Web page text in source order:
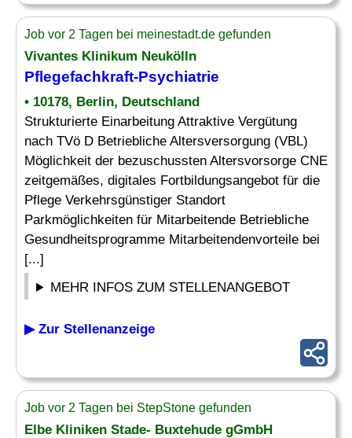
Job vor 2 Tagen bei meinestadt.de gefunden
Vivantes Klinikum Neukölln
Pflegefachkraft-Psychiatrie
• 10178, Berlin, Deutschland
Strukturierte Einarbeitung Attraktive Vergütung
nach TVö D Betriebliche Altersversorgung (VBL)
Möglichkeit der bezuschussten Altersvorsorge CNE
zeitgemäßes, digitales Fortbildungsangebot für die
Pflege Verkehrsgünstiger Standort
Parkmöglichkeiten für Mitarbeitende Betriebliche
Gesundheitsprogramme Mitarbeitendenvorteile bei
[...]
MEHR INFOS ZUM STELLENANGEBOT
▶ Zur Stellenanzeige
Job vor 2 Tagen bei StepStone gefunden
Elbe Kliniken Stade- Buxtehude gGmbH